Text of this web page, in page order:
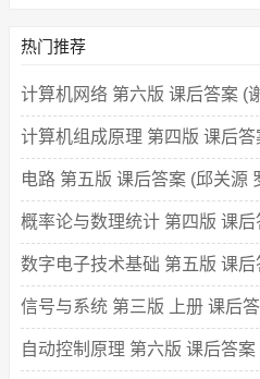
热门推荐
计算机网络 第六版 课后答案 (
计算机组成原理 第四版 课后答
电路 第五版 课后答案 (邱关源
概率论与数理统计 第四版 课后
数字电子技术基础 第五版 课后
信号与系统 第三版 上册 课后
自动控制原理 第六版 课后答案